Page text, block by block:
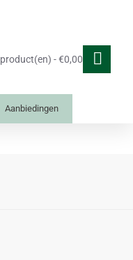
- €0,00
Aanbiedingen